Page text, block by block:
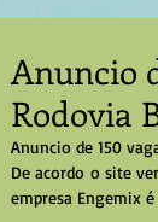
Anuncio
Rodovia
Anuncio de 150
De acordo o site
empresa Engemix é